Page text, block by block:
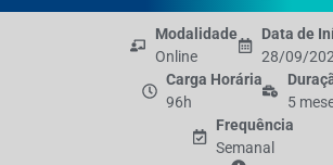
Modalidade
Online
Data de
28/09/
Carga Horária
96h
5
Frequência
Semanal